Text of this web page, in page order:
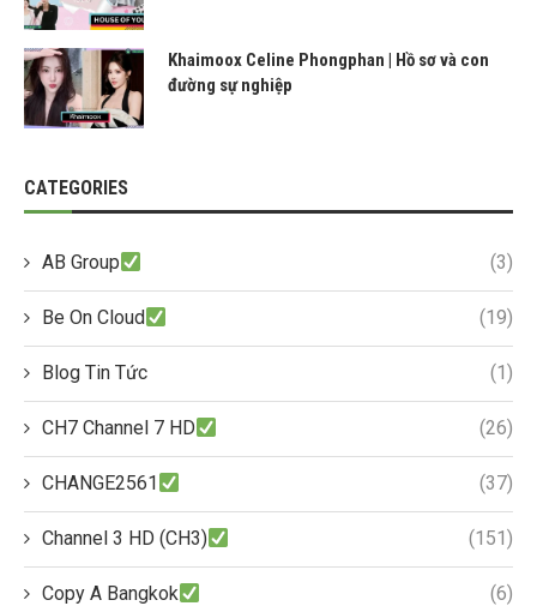
Khaimoox Celine Phongphan | Hồ sơ và con
đường sự nghiệp
CATEGORIES
AB Group (3)
Be On Cloud (19)
Blog Tin Tức (1)
CH7 Channel 7 HD (26)
CHANGE2561 (37)
Channel 3 HD (CH3) (151)
Copy A Bangkok (6)